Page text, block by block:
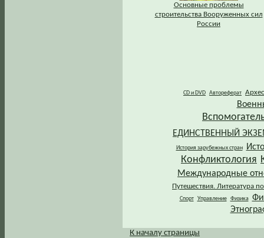
Основные проблемы
строительства Вооруженных сил
России
CD и DVD Автореферат
ЕДИНСТВЕННЫЙ
История зарубежных стран
Конфликтология
Международные
Путешествия. Литература
Спорт Управление Физика
К началу страницы